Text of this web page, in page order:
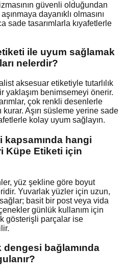
güvenli olduğundan
dayanıklı olmasını
sade tasarımlarla kıyafetlerle
ile uyum sağlamak
nelerdir?
aksesuar etiketiyle tutarlılık
yaklaşım benimsemeyi önerir.
çok renkli desenlerle
Aşırı süsleme yerine sade
kolay uyum sağlayın.
hangi
Küpe Etiketi için
yüz şekline göre boyut
Yuvarlak yüzler için uzun,
basit bir post veya vida
günlük kullanım için
gösterişli parçalar ise
bağlamında